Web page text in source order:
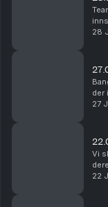
28
der
27
Vi
22